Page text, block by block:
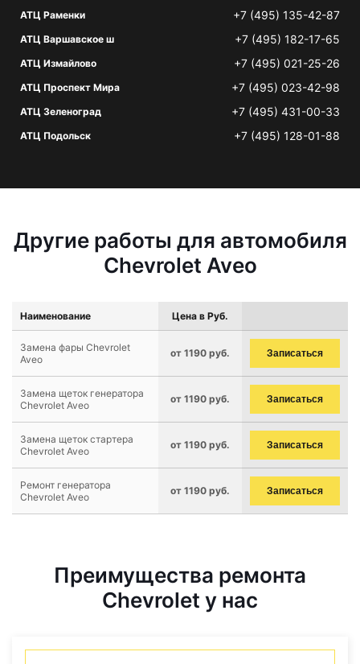
АТЦ Раменки +7 (495) 135-42-87
АТЦ Варшавское ш +7 (495) 182-17-65
АТЦ Измайлово +7 (495) 021-25-26
АТЦ Проспект Мира +7 (495) 023-42-98
АТЦ Зеленоград +7 (495) 431-00-33
АТЦ Подольск +7 (495) 128-01-88
Другие работы для автомобиля
Chevrolet Aveo
Наименование Цена в Руб.
Замена фары Chevrolet
Aveo
от 1190 руб. Записаться
Замена щеток генератора
Chevrolet Aveo
от 1190 руб. Записаться
Замена щеток стартера
Chevrolet Aveo
от 1190 руб. Записаться
Ремонт генератора
Chevrolet Aveo
от 1190 руб. Записаться
Преимущества ремонта
Chevrolet у нас